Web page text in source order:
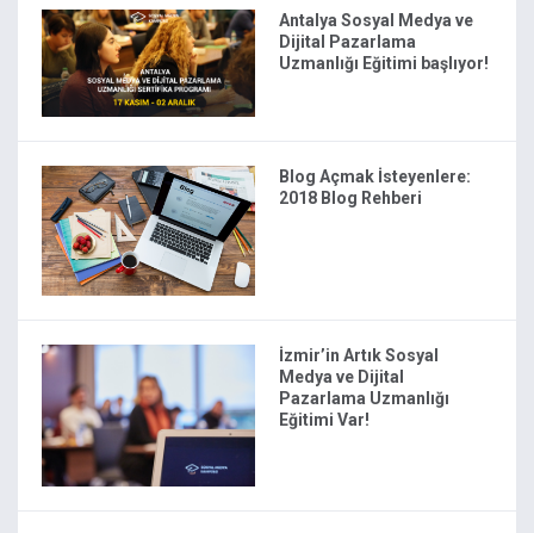
Antalya Sosyal Medya ve
Dijital Pazarlama
Uzmanlığı Eğitimi başlıyor!
Blog Açmak İsteyenlere:
2018 Blog Rehberi
İzmir’in Artık Sosyal
Medya ve Dijital
Pazarlama Uzmanlığı
Eğitimi Var!